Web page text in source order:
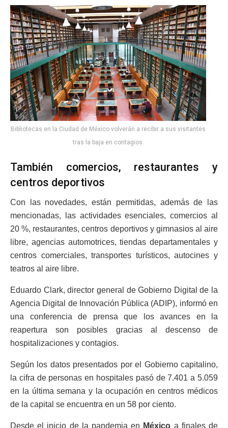
Bibliotecas en la Ciudad de México volverán a recibir a sus visitantes
tras la baja en contagios.
También comercios, restaurantes y
centros deportivos
Con las novedades, están permitidas, además de las
mencionadas, las actividades esenciales, comercios al
20 %, restaurantes, centros deportivos y gimnasios al aire
libre, agencias automotrices, tiendas departamentales y
centros comerciales, transportes turísticos, autocines y
teatros al aire libre.
Eduardo Clark, director general de Gobierno Digital de la
Agencia Digital de Innovación Pública (ADIP), informó en
una conferencia de prensa que los avances en la
reapertura son posibles gracias al descenso de
hospitalizaciones y contagios.
Según los datos presentados por el Gobierno capitalino,
la cifra de personas en hospitales pasó de 7.401 a 5.059
en la última semana y la ocupación en centros médicos
de la capital se encuentra en un 58 por ciento.
Desde el inicio de la pandemia en México a finales de